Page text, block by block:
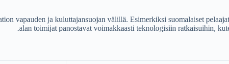
vapauden ja kuluttajansuojan välillä. Esimerkiksi suomalaiset
alan toimijat panostavat voimakkaasti teknologisiin ratkaisuihin,